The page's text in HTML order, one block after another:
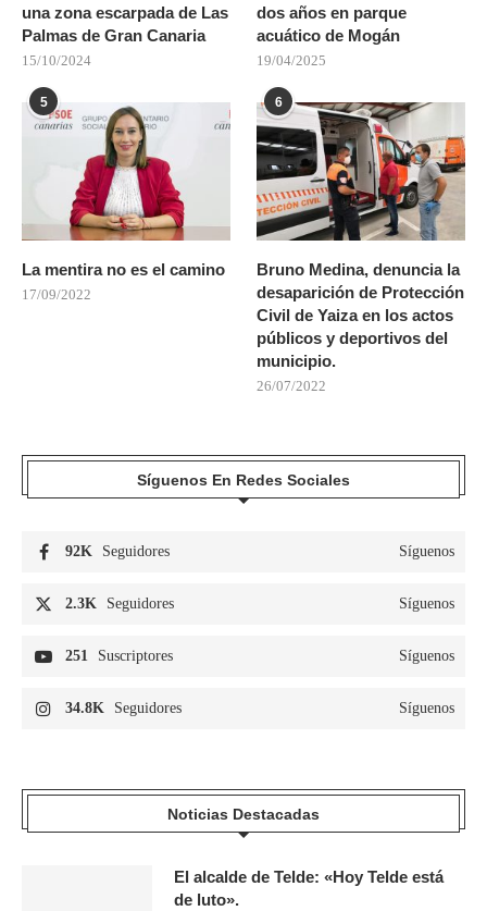
una zona escarpada de Las
Palmas de Gran Canaria
15/10/2024
dos años en parque
acuático de Mogán
19/04/2025
5
La mentira no es el camino
17/09/2022
6
Bruno Medina, denuncia la
desaparición de Protección
Civil de Yaiza en los actos
públicos y deportivos del
municipio.
26/07/2022
Síguenos En Redes Sociales
92K Seguidores Síguenos
2.3K Seguidores Síguenos
251 Suscriptores Síguenos
34.8K Seguidores Síguenos
Noticias Destacadas
El alcalde de Telde: «Hoy Telde está
de luto».